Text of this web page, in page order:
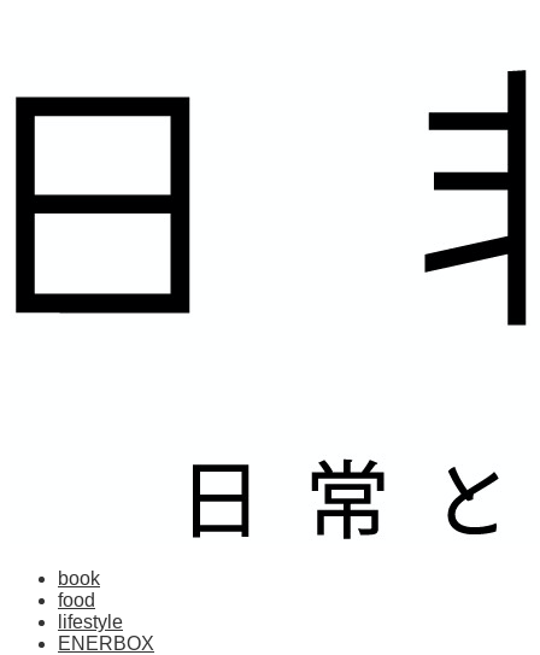
book
food
lifestyle
ENERBOX